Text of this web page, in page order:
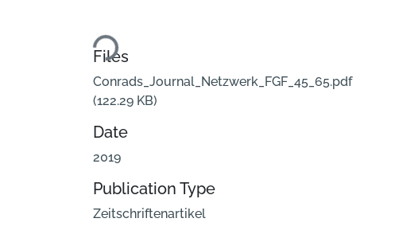
Loading...
Files
Conrads_Journal_Netzwerk_FGF_45_65.pdf
(122.29 KB)
Date
2019
Publication Type
Zeitschriftenartikel